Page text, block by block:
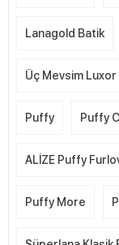
Lanagold Batik
Üç Mevsim Luxor
Puffy Puffy
ALİZE Puffy
Puffy More